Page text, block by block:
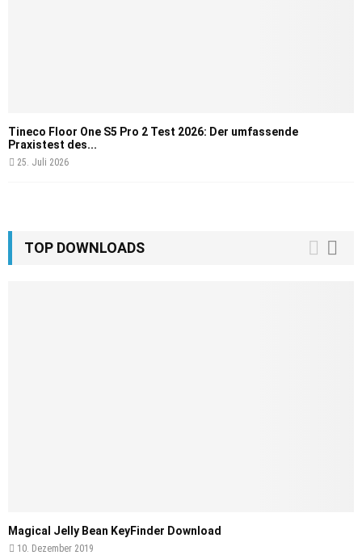
Tineco Floor One S5 Pro 2 Test 2026: Der umfassende
Praxistest des...
25. Juli 2026
TOP DOWNLOADS
Magical Jelly Bean KeyFinder Download
10. Dezember 2019